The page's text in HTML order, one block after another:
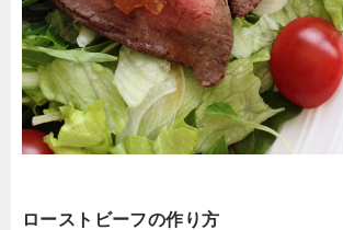
ローストビーフの作り方